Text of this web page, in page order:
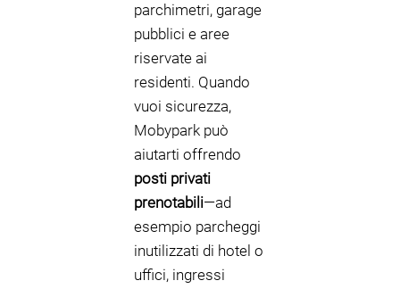
parchimetri, garage
pubblici e aree
riservate ai
residenti. Quando
vuoi sicurezza,
Mobypark può
aiutarti offrendo
posti privati
prenotabili—ad
esempio parcheggi
inutilizzati di hotel o
uffici, ingressi